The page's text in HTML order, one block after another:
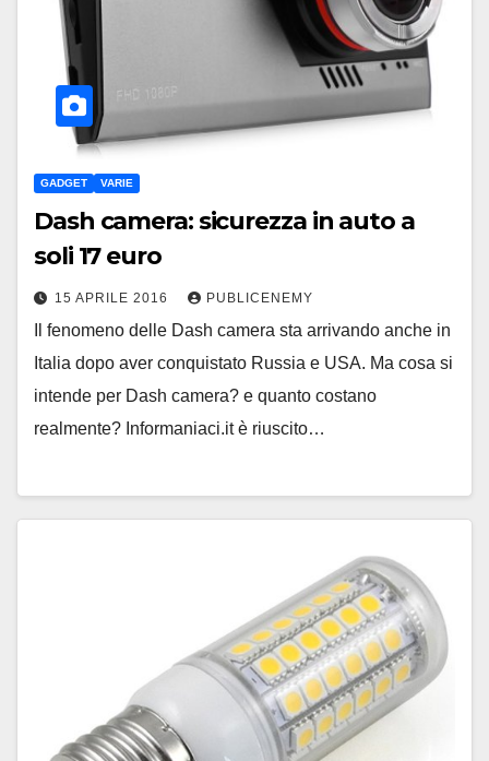
GADGET VARIE
Dash camera: sicurezza in auto a
soli 17 euro
15 APRILE 2016 PUBLICENEMY
Il fenomeno delle Dash camera sta arrivando anche in
Italia dopo aver conquistato Russia e USA. Ma cosa si
intende per Dash camera? e quanto costano
realmente? Informaniaci.it è riuscito…